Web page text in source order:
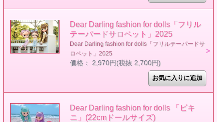
Dear Darling fashion for dolls「フリル
テーパードサロペット」2025
Dear Darling fashion for dolls「フリルテーパードサ
ロペット」2025
価格： 2,970円(税抜 2,700円)
Dear Darling fashion for dolls 「ビキ
ニ」(22cmドールサイズ)